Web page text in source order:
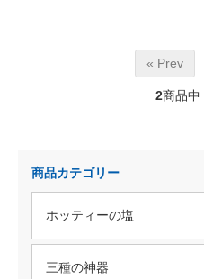
« Prev
2商品中
商品カテゴリー
ホッティーの塩
三種の神器